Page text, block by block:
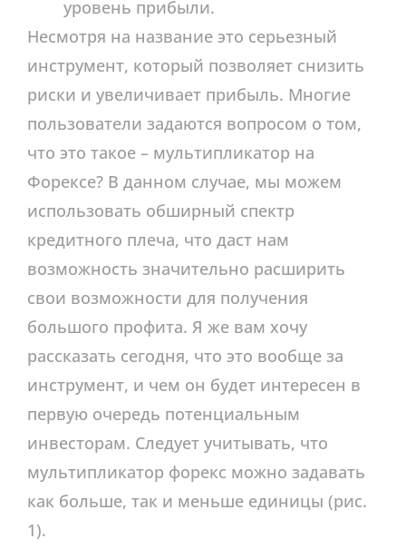
уровень прибыли.
Несмотря на название это серьезный
инструмент, который позволяет снизить
риски и увеличивает прибыль. Многие
пользователи задаются вопросом о том,
что это такое – мультипликатор на
Форексе? В данном случае, мы можем
использовать обширный спектр
кредитного плеча, что даст нам
возможность значительно расширить
свои возможности для получения
большого профита. Я же вам хочу
рассказать сегодня, что это вообще за
инструмент, и чем он будет интересен в
первую очередь потенциальным
инвесторам. Следует учитывать, что
мультипликатор форекс можно задавать
как больше, так и меньше единицы (рис.
1).